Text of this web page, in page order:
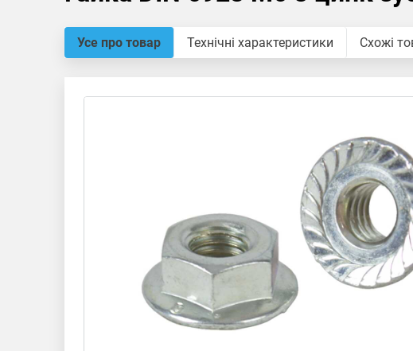
Усе про товар Технічні характеристики Схожі